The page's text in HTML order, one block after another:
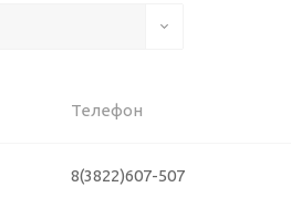
Телефон
8(3822)607-507